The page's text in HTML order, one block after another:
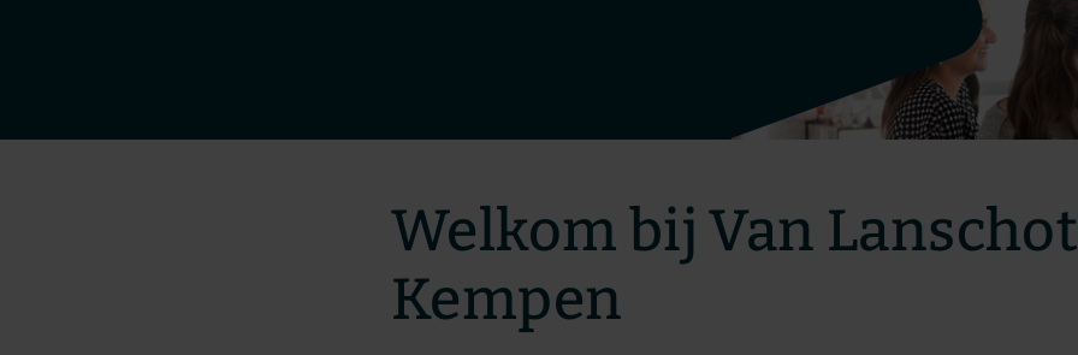
Welkom bij Van Lanschot
Kempen